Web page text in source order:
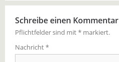
Schreibe einen Kommentar
Pflichtfelder sind mit* markiert.
Nachricht*